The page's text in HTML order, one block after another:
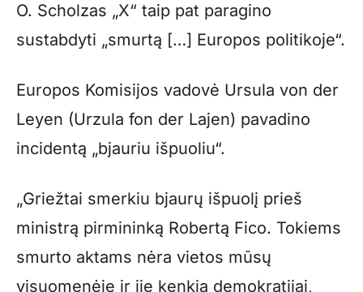
O. Scholzas „X“ taip pat paragino
sustabdyti „smurtą […] Europos politikoje“.
Europos Komisijos vadovė Ursula von der
Leyen (Urzula fon der Lajen) pavadino
incidentą „bjauriu išpuoliu“.
„Griežtai smerkiu bjaurų išpuolį prieš
ministrą pirmininką Robertą Fico. Tokiems
smurto aktams nėra vietos mūsų
visuomenėje ir jie kenkia demokratijai,